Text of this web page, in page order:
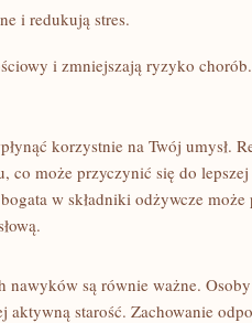
i redukują stres.
i ⁣zmniejszają ryzyko chorób.
korzystnie​ na Twój umysł.
co może przyczynić się do
w składniki odżywcze
nawyków są równie ważne.
aktywną starość. Zachowanie